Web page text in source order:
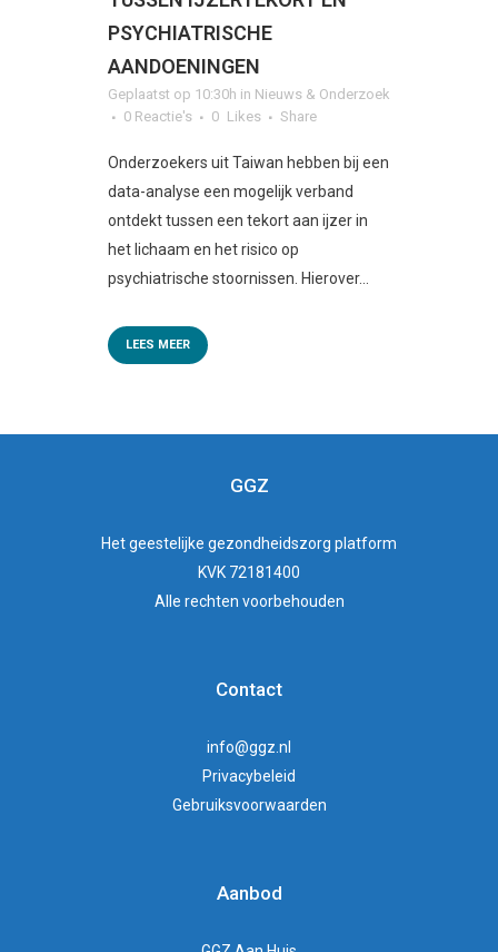
PSYCHIATRISCHE
AANDOENINGEN
Geplaatst op 10:30h in Nieuws & Onderzoek
0 Reactie's
0 Likes Share
Onderzoekers uit Taiwan hebben bij een
data-analyse een mogelijk verband
ontdekt tussen een tekort aan ijzer in
het lichaam en het risico op
psychiatrische stoornissen. Hierover...
LEES MEER
GGZ
Hetgeestelijke gezondheidszorg platform
KVK 72181400
Alle rechten voorbehouden
Contact
info@ggz.nl
Privacybeleid
Gebruiksvoorwaarden
Aanbod